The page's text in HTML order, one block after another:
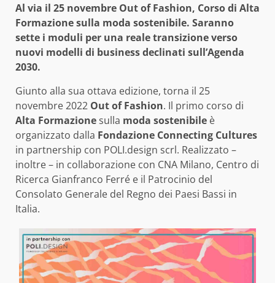
Al via il 25 novembre Out of Fashion, Corso di Alta
Formazione sulla moda sostenibile. Saranno
sette i moduli per una reale transizione verso
nuovi modelli di business declinati sull’Agenda
2030.
Giunto alla sua ottava edizione, torna il 25
novembre 2022 Out of Fashion. Il primo corso di
Alta Formazionesulla moda sostenibile è
organizzato dalla Fondazione Connecting Cultures
in partnership con POLI.design scrl. Realizzato –
inoltre – in collaborazione con CNA Milano, Centro di
Ricerca Gianfranco Ferré e il Patrocinio del
Consolato Generale del Regno dei Paesi Bassi in
Italia.